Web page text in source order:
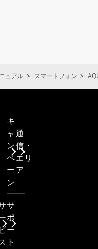
ュアル スマートフォン
キ
ャ
ン
ペ
ー
ン
通
信・
エリ
ア
ビ
サ
ポ
ー
ト